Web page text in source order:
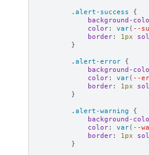
. alert-success
{
background-
color: var( --
border: 1 px
}
. alert-error {
background-
color: var( --
border: 1 px
}
. alert-warning
{
background-
color: var( --
border: 1 px
}